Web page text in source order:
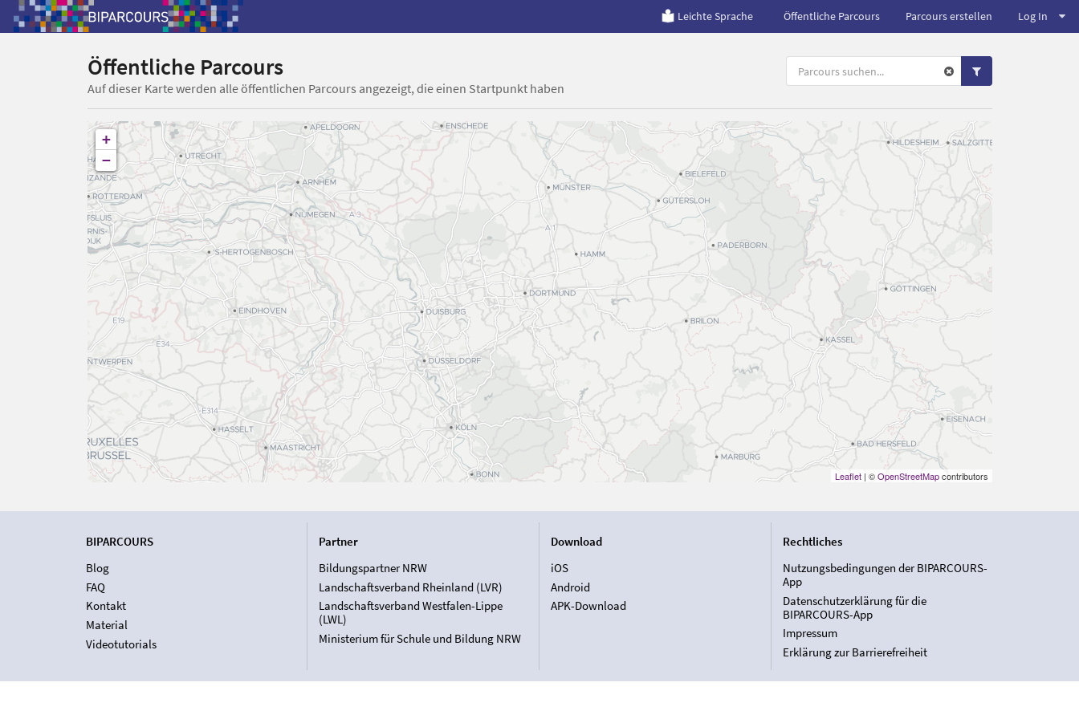
Leichte Sprache Öffentliche Parcours Parcours erstellen Log In
Öffentliche Parcours
Auf dieser Karte werden alle öffentlichen Parcours angezeigt, die einen Startpunkt haben
+
−
Leaflet| ©OpenStreetMapcontributors
BIPARCOURS
Blog
FAQ
Kontakt
Material
Videotutorials
Partner
Bildungspartner NRW
Landschaftsverband Rheinland (LVR)
Landschaftsverband Westfalen-Lippe
(LWL)
Ministerium für Schule und Bildung NRW
Download
iOS
Android
APK-Download
Rechtliches
Nutzungsbedingungen der BIPARCOURS-
App
Datenschutzerklärung für die
BIPARCOURS-App
Impressum
Erklärung zur Barrierefreiheit